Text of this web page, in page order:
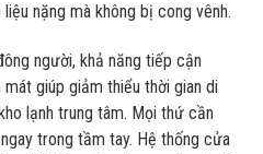
nặng mà không bị cong vênh.
người, khả năng tiếp cận
giúp giảm thiểu thời gian di
lạnh trung tâm. Mọi thứ cần
trong tầm tay. Hệ thống cửa